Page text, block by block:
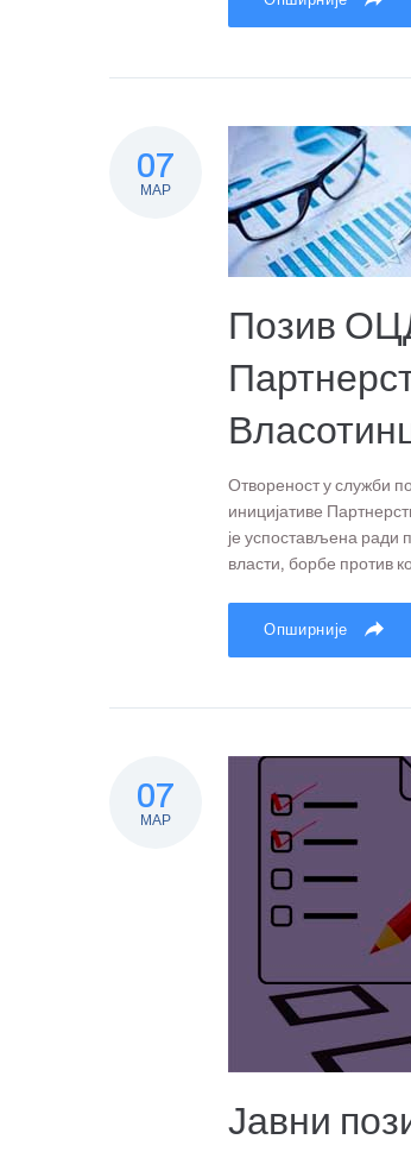
07
МАР
Позив
Отвореност у служби
иницијативе
је успостављена ради
власти, борбе против
Опширније
07
МАР
Јавни